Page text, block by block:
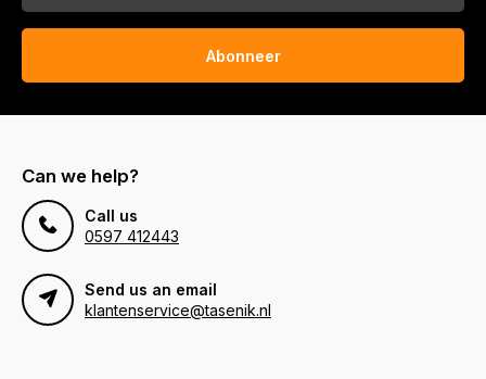
Abonneer
Can we help?
Call us
0597 412443
Send us an email
klantenservice@tasenik.nl